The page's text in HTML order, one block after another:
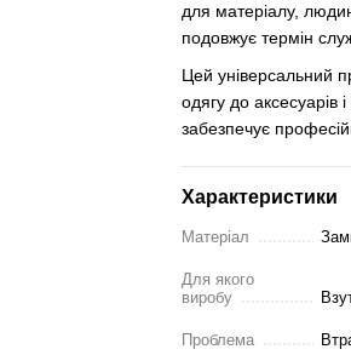
для матеріалу,
подовжує термін
Цей універсальний
одягу до аксесуарів
забезпечує
Характеристики
Матеріал
Для якого
виробу
Проблема